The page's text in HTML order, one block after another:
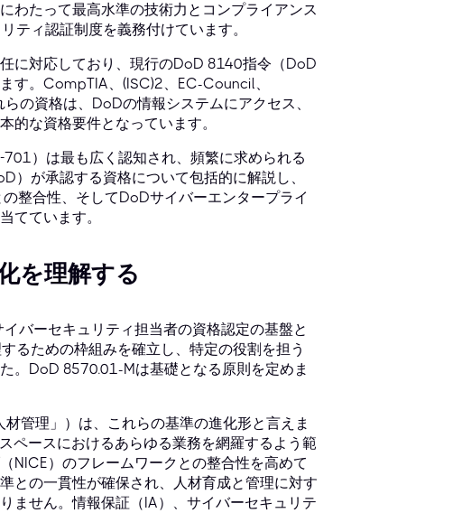
わたって最高水準の技術力とコンプライアンス
ティ認証制度を義務付けています。
に対応しており、現行のDoD 8140指令（DoD
す。CompTIA、(ISC)²、EC-Council、
の資格は、DoDの情報システムにアクセス、
的な資格要件となっています。
）は最も広く認知され、頻繁に求められる
）が承認する資格について包括的に解説し、
整合性、そしてDoDサイバーエンタープライ
てています。
を理解する
バーセキュリティ担当者の資格認定の基盤と
るための枠組みを確立し、特定の役割を担う
。DoD 8570.01-Mは基礎となる原則を定めま
管理」）は、これらの基準の進化形と言えま
ペースにおけるあらゆる業務を網羅するよう範
NICE）のフレームワークとの整合性を高めて
との一貫性が確保され、人材育成と管理に対す
ません。情報保証（IA）、サイバーセキュリテ